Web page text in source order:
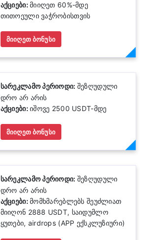
აქციები:მიიღეთ 60%-მდე
თითოეული ვაჭრობისთვის
მიიღეთ ბონუსი
სარეკლამო პერიოდი: შეზღუდული
დრო არ არის
აქციები:იშოვე 2500 USDT-მდე
მიიღეთ ბონუსი
სარეკლამო პერიოდი: შეზღუდული
დრო არ არის
აქციები:მომხმარებლებს შეუძლიათ
მიიღონ 2888 USDT, საიდუმლო
ყუთები, airdrops (APP ექსკლუზიური)